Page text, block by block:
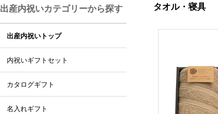
タオル・寝具
出産内祝いカテゴリーから探す
出産内祝いトップ
内祝いギフトセット
カタログギフト
名入れギフト